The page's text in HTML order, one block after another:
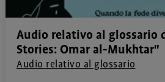
Audio relativo al glossario
Stories: Omar al-Mukhtar"
Audio relativo al glossario